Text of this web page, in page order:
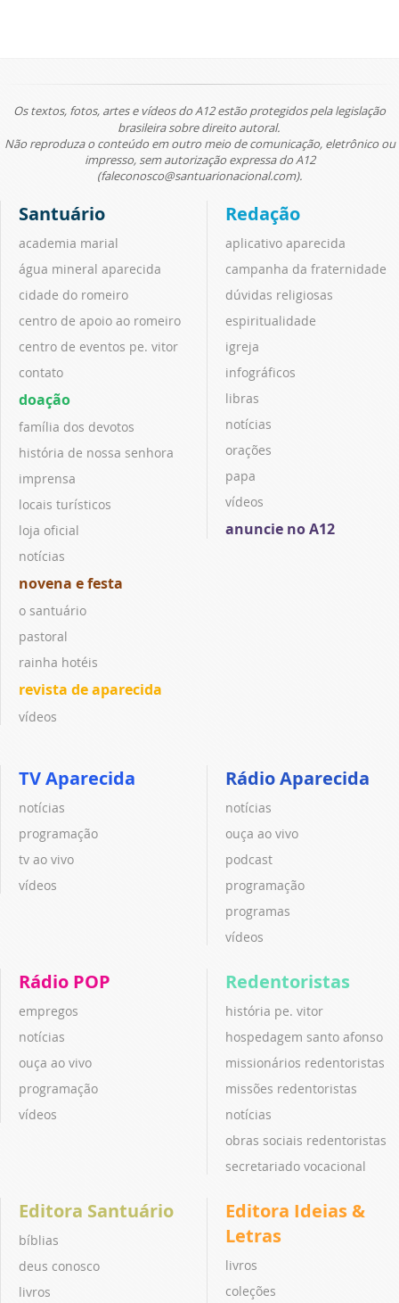
Os textos, fotos, artes e vídeos do A12 estão protegidos pela legislação
brasileira sobre direito autoral.
Não reproduza o conteúdo em outro meio de comunicação, eletrônico ou
impresso, sem autorização expressa do A12
(faleconosco@santuarionacional.com).
Santuário
academia marial
água mineral aparecida
cidade do romeiro
centro de apoio ao romeiro
centro de eventos pe. vitor
contato
doação
família dos devotos
história de nossa senhora
imprensa
locais turísticos
loja oficial
notícias
novena e festa
o santuário
pastoral
rainha hotéis
revista de aparecida
vídeos
Redação
aplicativo aparecida
campanha da fraternidade
dúvidas religiosas
espiritualidade
igreja
infográficos
libras
notícias
orações
papa
vídeos
anuncie no A12
TV Aparecida
notícias
programação
tv ao vivo
vídeos
Rádio Aparecida
notícias
ouça ao vivo
podcast
programação
programas
vídeos
Rádio POP
empregos
notícias
ouça ao vivo
programação
vídeos
Redentoristas
história pe. vitor
hospedagem santo afonso
missionários redentoristas
missões redentoristas
notícias
obras sociais redentoristas
secretariado vocacional
Editora Santuário
bíblias
deus conosco
livros
Editora Ideias &
Letras
livros
coleções